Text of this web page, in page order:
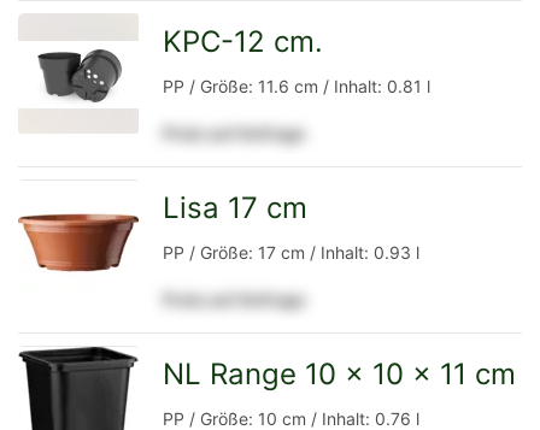
Detailseite
KPC-12 cm.
PP / Größe: 11.6 cm / Inhalt: 0.81 l
Preis auf Anfrage
Detailseite
Lisa 17 cm
PP / Größe: 17 cm / Inhalt: 0.93 l
Preis auf Anfrage
NL Range 10 x 10 x 11 cm
PP / Größe: 10 cm / Inhalt: 0.76 l